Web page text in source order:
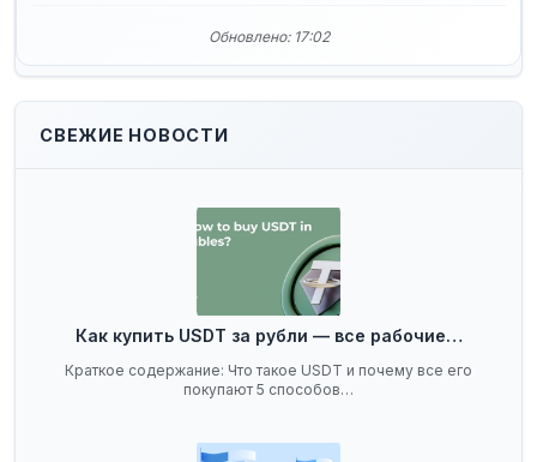
Обновлено: 17:02
СВЕЖИЕ НОВОСТИ
Как купить USDT за рубли — все рабочие…
Краткое содержание: Что такое USDT и почему все его
покупают 5 способов…